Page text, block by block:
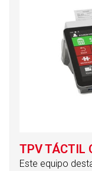
TPV TÁCTIL
Este equipo